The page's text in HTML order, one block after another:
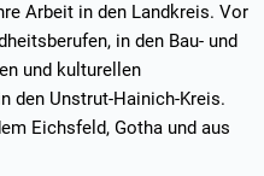
Arbeit in den Landkreis. Vor
in den Bau- und
und kulturellen
den Unstrut-Hainich-Kreis.
Eichsfeld, Gotha und aus